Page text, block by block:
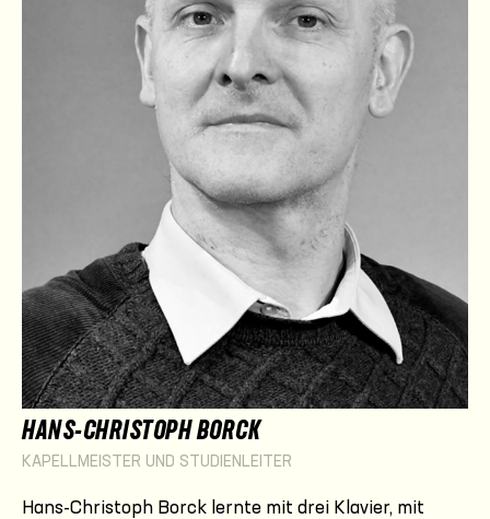
HANS-CHRISTOPH BORCK
KAPELLMEISTER UND STUDIENLEITER
Hans-Christoph Borck lernte mit drei Klavier, mit